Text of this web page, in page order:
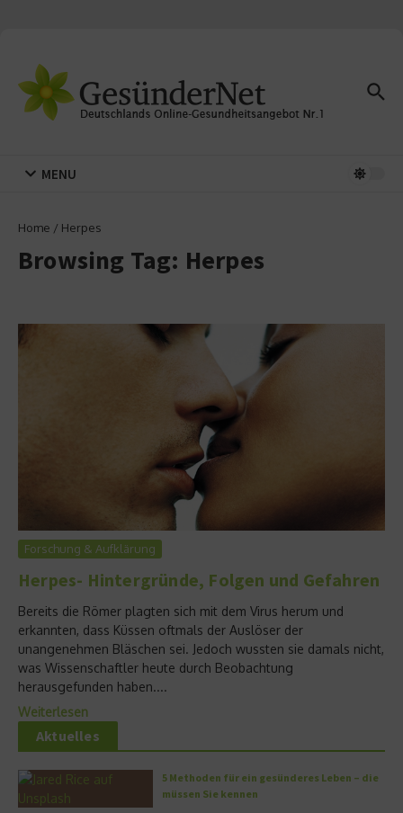
MENU
Home / Herpes
Browsing Tag: Herpes
Forschung & Aufklärung
Herpes- Hintergründe, Folgen und Gefahren
Bereits die Römer plagten sich mit dem Virus herum und
erkannten, dass Küssen oftmals der Auslöser der
unangenehmen Bläschen sei. Jedoch wussten sie damals nicht,
was Wissenschaftler heute durch Beobachtung
herausgefunden haben....
Weiterlesen
Aktuelles
5 Methoden für ein gesünderes Leben – die
müssen Sie kennen